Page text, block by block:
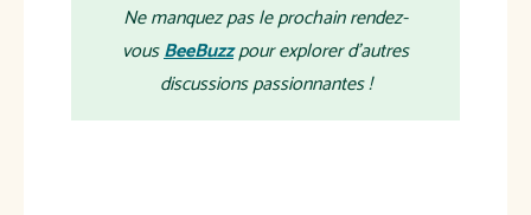
Ne manquez pas le prochain rendez-
vousBeeBuzzpour explorer d'autres
discussions passionnantes !